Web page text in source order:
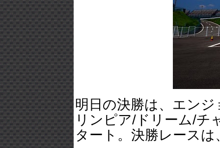
明日の決勝は、エン
リンピア/ドリーム/チ
タート。決勝レースは